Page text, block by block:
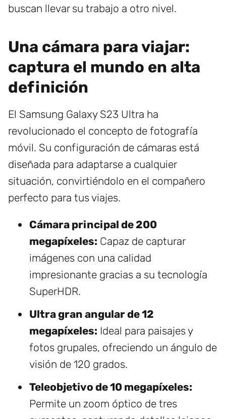
buscan llevar su trabajo a otro nivel.
Una cámara para viajar:
captura el mundo en alta
definición
El Samsung Galaxy S23 Ultra ha
revolucionado el concepto de fotografía
móvil. Su configuración de cámaras está
diseñada para adaptarse a cualquier
situación, convirtiéndolo en el compañero
perfecto para tus viajes.
Cámara principal de 200
megapíxeles: Capaz de capturar
imágenes con una calidad
impresionante gracias a su tecnología
SuperHDR.
Ultra gran angular de 12
megapíxeles: Ideal para paisajes y
fotos grupales, ofreciendo un ángulo de
visión de 120 grados.
Teleobjetivo de 10 megapíxeles:
Permite un zoom óptico de tres